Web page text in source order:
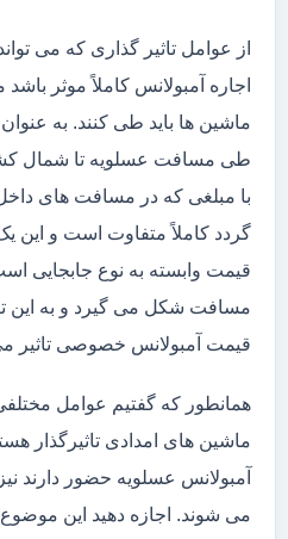
از عوامل تاثیر گذاری که می
اجاره آمبولانس کاملاً موثر
ماشین ها باید طی کنند. به
طی مسافت عسلویه تا شمال
با مبلغی که در مسافت های
گردد کاملاً متفاوت است و این
قیمت وابسته به نوع جابجایی
مسافت شکل می گیرد و به این
قیمت آمبولانس خصوصی تاثیر
همانطور که گفتیم عوامل
ماشین های امدادی تاثیرگذار
آمبولانس عسلویه حضور دارند
می شوند. اجازه دهید این موضوع